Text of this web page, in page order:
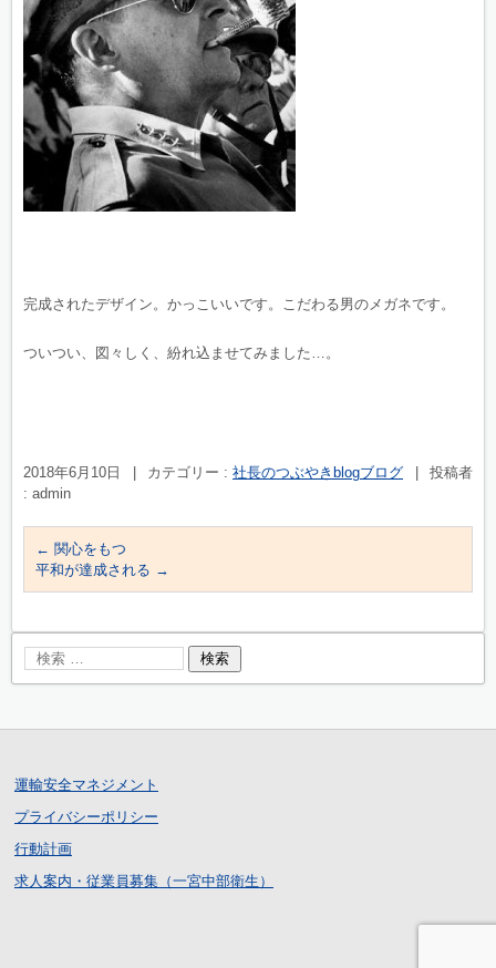
完成されたデザイン。かっこいいです。こだわる男のメガネです。
ついつい、図々しく、紛れ込ませてみました…。
2018年6月10日 カテゴリー : 社長のつぶやきblogブログ
投稿者
: admin
← 関心をもつ
平和が達成される →
運輸安全マネジメント
プライバシーポリシー
行動計画
求人案内・従業員募集（一宮中部衛生）